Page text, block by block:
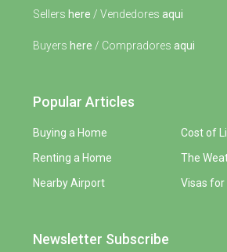
Sellers here / Vendedores aqui
Buyers here / Compradores aqui
Popular Articles
Buying a Home
Renting a Home
Nearby Airport
Cost of
The
Visas for
Newsletter Subscribe